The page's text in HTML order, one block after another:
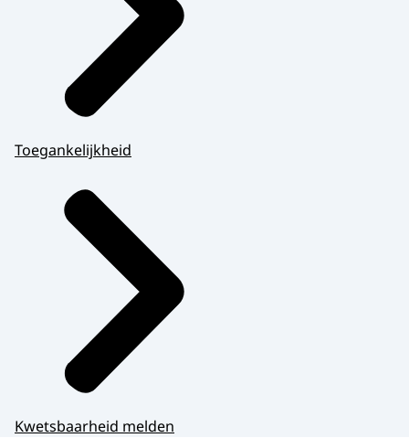
Toegankelijkheid
Kwetsbaarheid melden